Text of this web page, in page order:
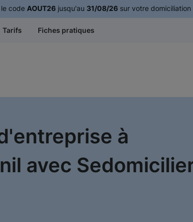
code AOUT26jusqu'au 31/08/26sur votre domiciliation
Tarifs Fiches pratiques
à
avec